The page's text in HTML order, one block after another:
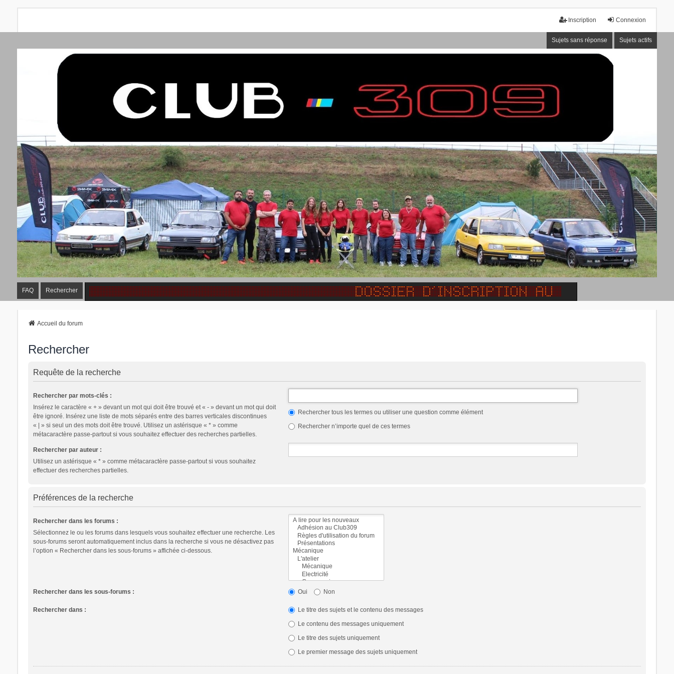
Connexion
Inscription
Sujets sans réponse Sujets actifs
FAQ Rechercher
Accueil du forum
Rechercher
Requête de la recherche
Rechercher par mots-clés :
Insérez le caractère « + » devant un mot qui doit être trouvé et « - » devant un mot qui doit
être ignoré. Insérez une liste de mots séparés entre des barres verticales discontinues
« | » si seul un des mots doit être trouvé. Utilisez un astérisque « * » comme
métacaractère passe-partout si vous souhaitez effectuer des recherches partielles.
Rechercher tous les termes ou utiliser une question comme élément
Rechercher n’importe quel de ces termes
Rechercher par auteur :
Utilisez un astérisque « * » comme métacaractère passe-partout si vous souhaitez
effectuer des recherches partielles.
Préférences de la recherche
Rechercher dans les forums :
Sélectionnez le ou les forums dans lesquels vous souhaitez effectuer une recherche. Les
sous-forums seront automatiquement inclus dans la recherche si vous ne désactivez pas
l’option « Rechercher dans les sous-forums » affichée ci-dessous.
Rechercher dans les sous-forums : Oui Non
Rechercher dans :
Le titre des sujets et le contenu des messages
Le contenu des messages uniquement
Le titre des sujets uniquement
Le premier message des sujets uniquement